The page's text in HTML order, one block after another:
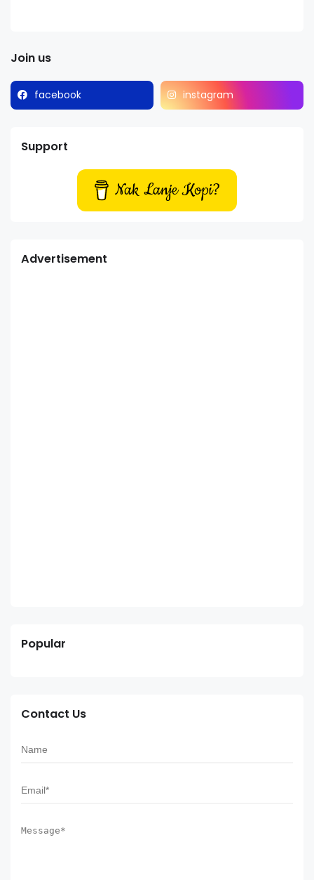
Join us
facebook instagram
Support
Nak Lanje Kopi?
Advertisement
Popular
Contact Us